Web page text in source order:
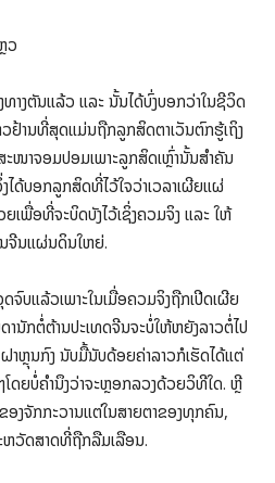
ວ
ທາງຕັນແລ້ວ ແລະ ນັ້ນໄດ້ບົ່ງບອກວ່າໃນຊີວິດ
ວຢ້ານທີ່ສຸດແມ່ນຖືກລູກສິດຕາເວັນຕົກຮູ້ເຖິງ
ໜາຈອມປອມເພາະລູກສິດເຫຼົ່ານັ້ນສຳຄັນ
ດ້ບອກລູກສິດທີ່ໄວ້ໃຈວ່າເວລາເຜີຍແຜ່
ເພື່ອທີ່ຈະບິດບັງໄວ້ເຊິ່ງຄວມຈິງ ແລະ ໃຫ້
ຈີນແຜ່ນດິນໃຫຍ່.
ຈົບແລ້ວເພາະໃນເມື່ອຄວມຈິງຖືກເປີດເຜີຍ
ານັກຕໍ່ຕ້ານປະເທດຈີນຈະບໍ່ໃຫ້ຫຍັງລາວຕໍ່ໄປ
າຫຼຸນກົງ ນັບມື້ນັບດ້ອຍຄ່າລາວກໍເຮັດໄດ້ແຕ່
ໂດຍບໍ່ຄຳນຶງວ່າຈະຫຼອກລວງດ້ວຍວິທີໃດ. ຫຼີ
ອງຈັກກະວານແຕ່ໃນສາຍຕາຂອງທຸກຄົນ,
ຫວັດສາດທີ່ຖືກລືມເລືອນ.